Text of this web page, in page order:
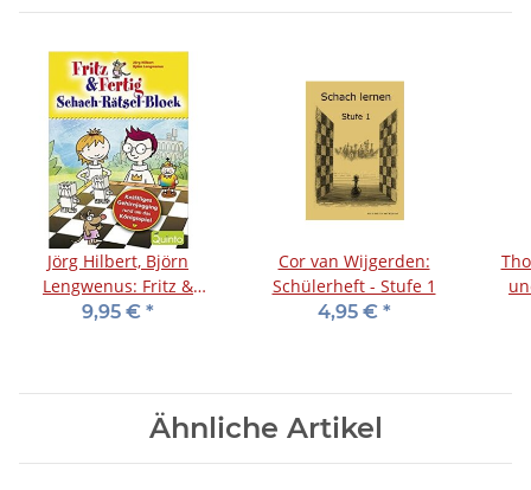
Jörg Hilbert, Björn
Lengwenus: Fritz &
Fertig - Schach-Rätsel-
9,95 € *
Cor van Wijgerden:
Schülerheft - Stufe 1
4,95 € *
Ähnliche Artikel